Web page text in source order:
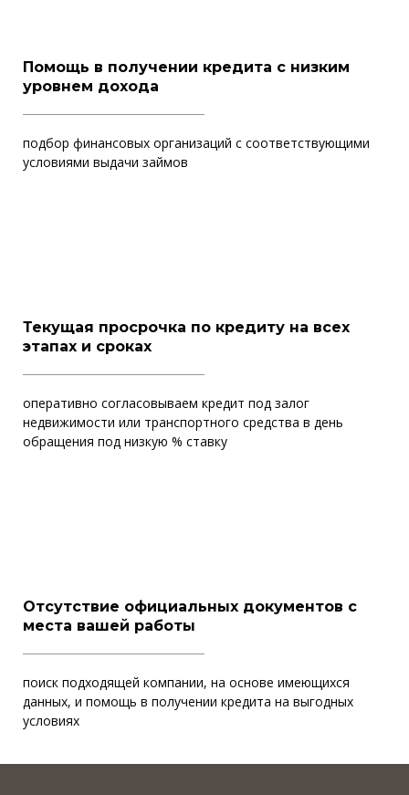
Помощь в получении кредита с низким
уровнем дохода
подбор финансовых организаций с соответствующими
условиями выдачи займов
Текущая просрочка по кредиту на всех
этапах и сроках
оперативно согласовываем кредит под залог
недвижимости или транспортного средства в день
обращения под низкую % ставку
Отсутствие официальных документов с
места вашей работы
поиск подходящей компании, на основе имеющихся
данных, и помощь в получении кредита на выгодных
условиях